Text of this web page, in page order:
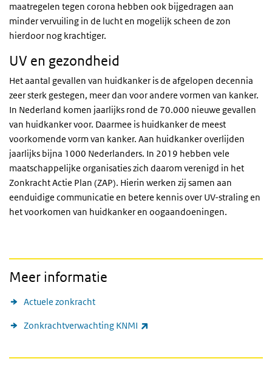
maatregelen tegen corona hebben ook bijgedragen aan
minder vervuiling in de lucht en mogelijk scheen de zon
hierdoor nog krachtiger.
UV en gezondheid
Het aantal gevallen van huidkanker is de afgelopen decennia
zeer sterk gestegen, meer dan voor andere vormen van kanker.
In Nederland komen jaarlijks rond de 70.000 nieuwe gevallen
van huidkanker voor. Daarmee is huidkanker de meest
voorkomende vorm van kanker. Aan huidkanker overlijden
jaarlijks bijna 1000 Nederlanders. In 2019 hebben vele
maatschappelijke organisaties zich daarom verenigd in het
Zonkracht Actie Plan (ZAP). Hierin werken zij samen aan
eenduidige communicatie en betere kennis over UV-straling en
het voorkomen van huidkanker en oogaandoeningen.
Meer informatie
Actuele zonkracht
Zonkrachtverwachting KNMI